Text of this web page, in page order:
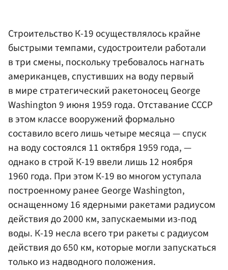
Строительство К-19 осуществлялось крайне
быстрыми темпами, судостроители работали
в три смены, поскольку требовалось нагнать
американцев, спустивших на воду первый
в мире стратегический ракетоносец George
Washington 9 июня 1959 года. Отставание СССР
в этом классе вооружений формально
составило всего лишь четыре месяца — спуск
на воду состоялся 11 октября 1959 года, —
однако в строй К-19 ввели лишь 12 ноября
1960 года. При этом К-19 во многом уступала
построенному ранее George Washington,
оснащенному 16 ядерными ракетами радиусом
действия до 2000 км, запускаемыми из-под
воды. К-19 несла всего три ракеты с радиусом
действия до 650 км, которые могли запускаться
только из надводного положения.